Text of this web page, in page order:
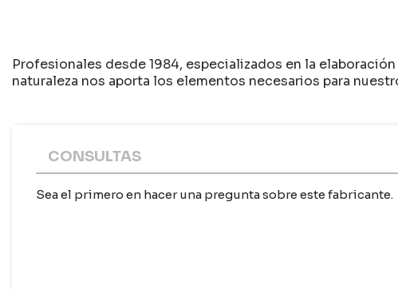
Profesionales desde 1984, especializados en la
naturaleza nos aporta los elementos necesarios para
CONSULTAS
Sea el primero en hacer una pregunta sobre este fabricante.